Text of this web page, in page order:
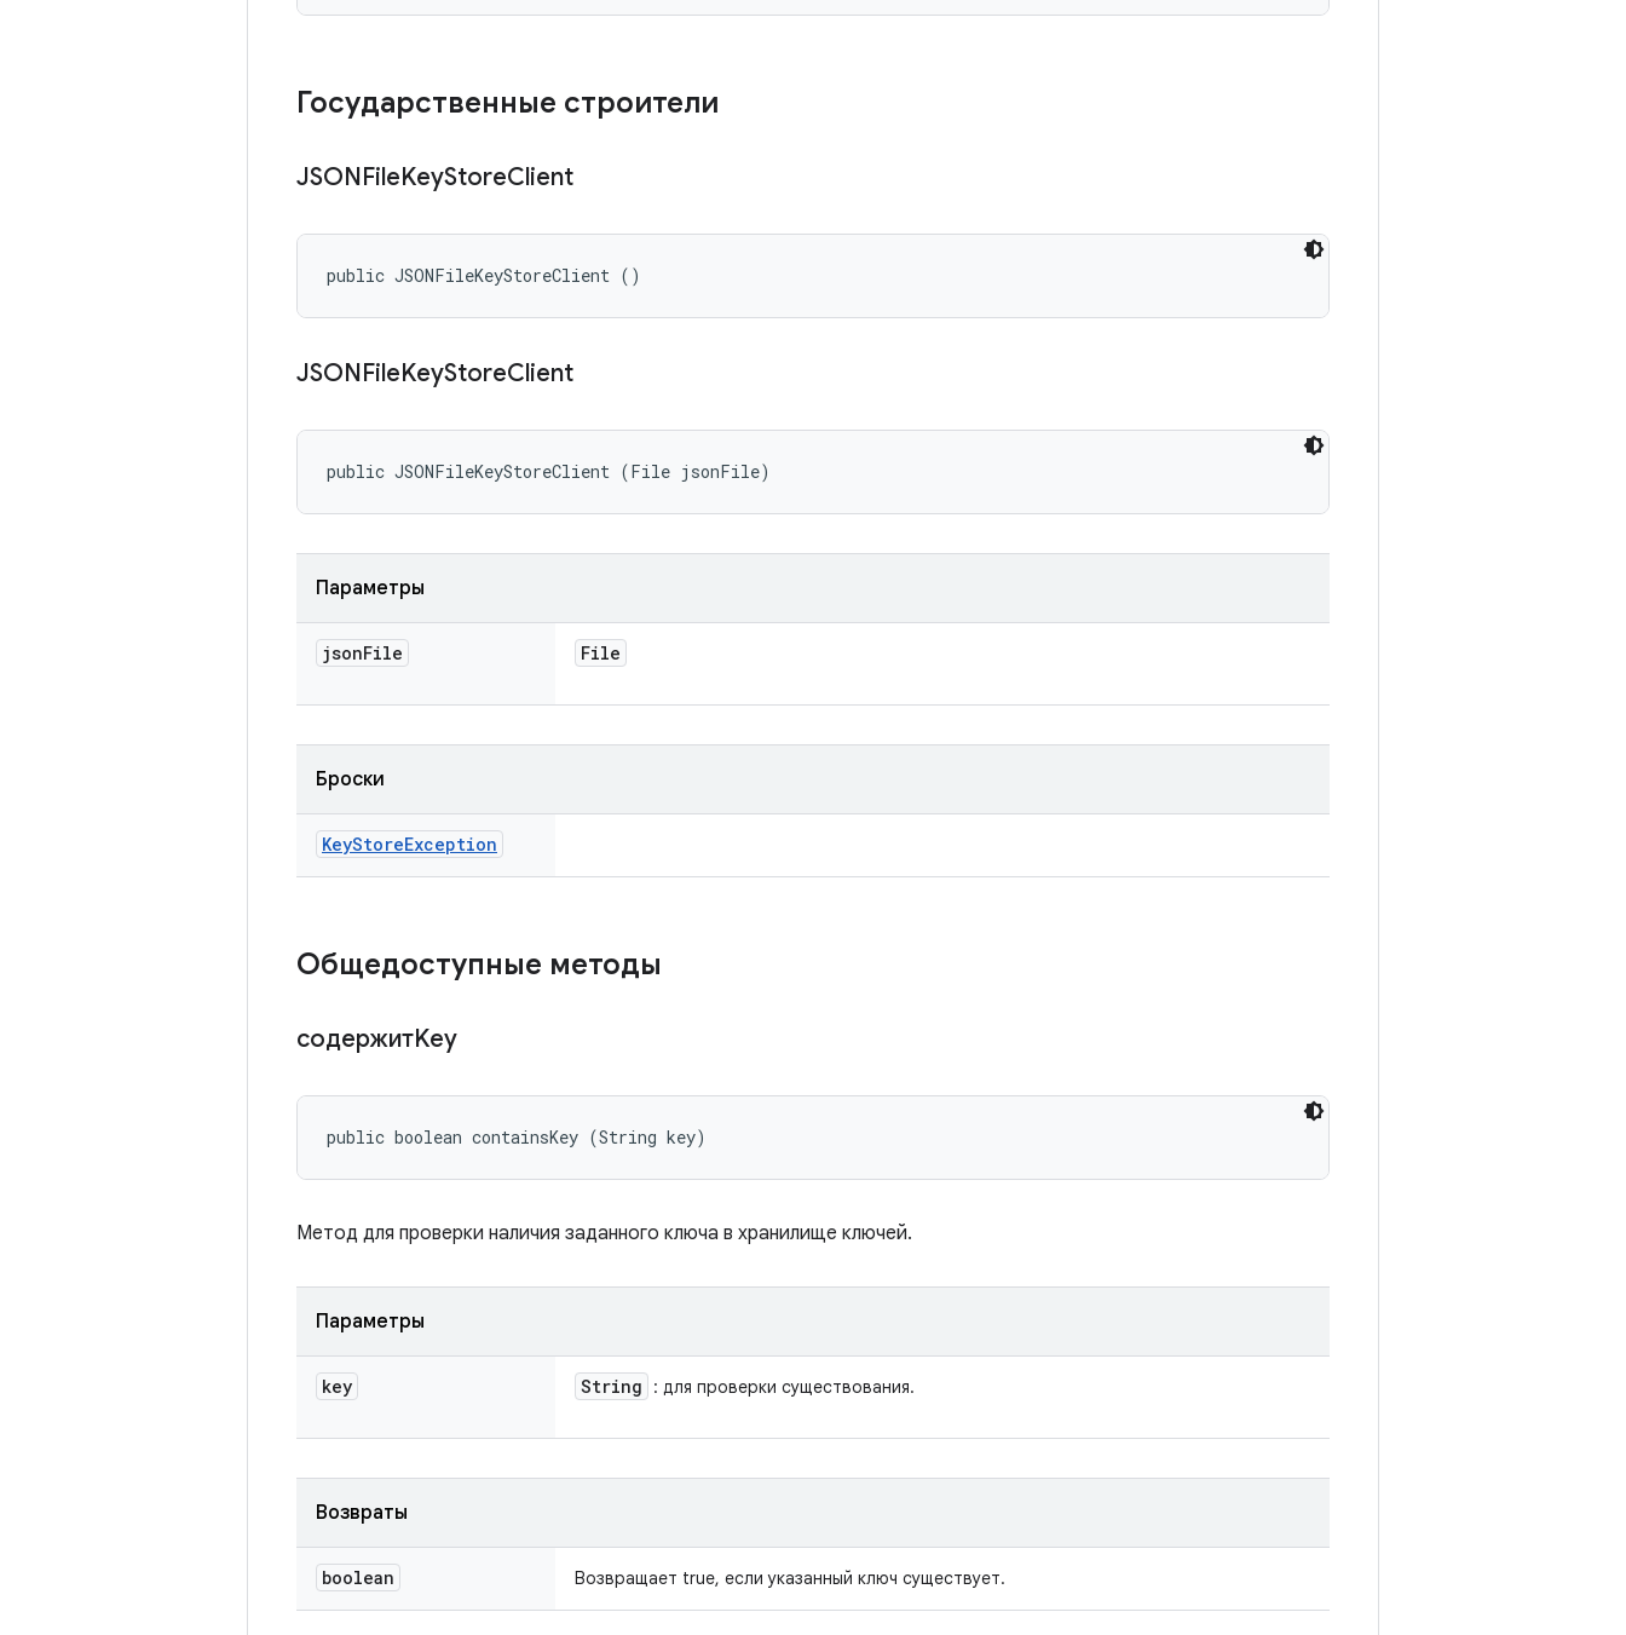
Государственные строители
JSONFileKeyStoreClient
public JSONFileKeyStoreClient ()
JSONFileKeyStoreClient
public JSONFileKeyStoreClient (File jsonFile)
Параметры
jsonFile File
Броски
KeyStoreException
Общедоступные методы
содержитKey
public boolean containsKey (String key)
Метод для проверки наличия заданного ключа в хранилище ключей.
Параметры
key String : для проверки существования.
Возвраты
boolean Возвращает true, если указанный ключ существует.